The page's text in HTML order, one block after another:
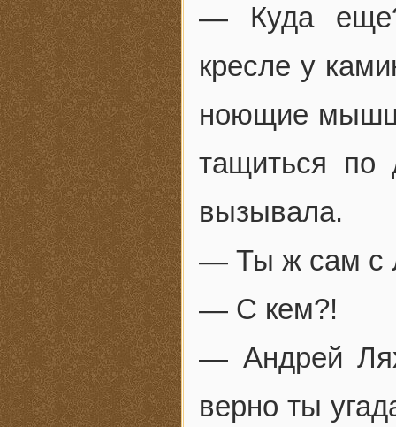
— Куда
кресле у
ноющие
тащиться по
вызывала.
— Ты ж сам с
— С кем?!
— Андрей
верно ты